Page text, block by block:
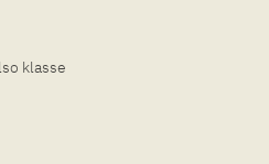
klasse